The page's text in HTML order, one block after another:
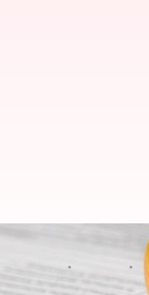
2023-24 ఐటీ